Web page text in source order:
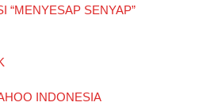
“MENYESAP SENYAP”
INDONESIA